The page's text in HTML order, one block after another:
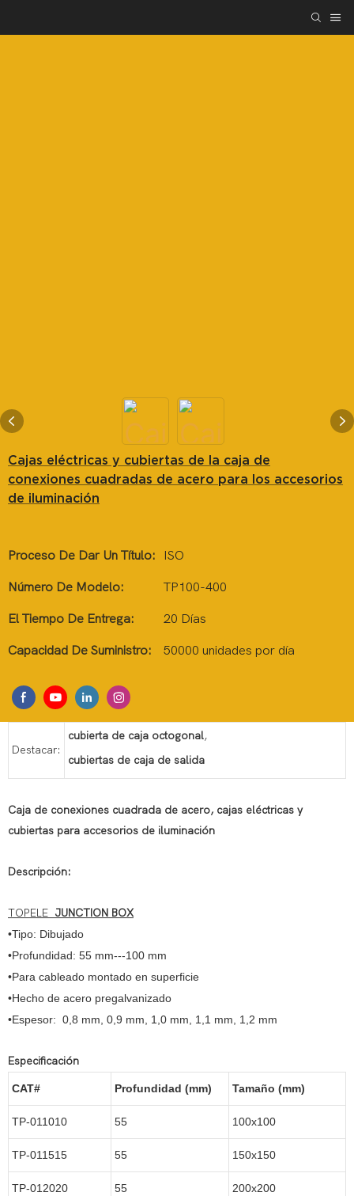
Cajas eléctricas y cubiertas de la caja de
conexiones cuadradas de acero para los accesorios
de iluminación
Proceso De Dar Un Título: ISO
Número De Modelo: TP100-400
El Tiempo De Entrega: 20 Días
Capacidad De Suministro: 50000 unidades por día
Destacar:
cubierta de caja octogonal,
cubiertas de caja de salida
Caja de conexiones cuadrada de acero, cajas eléctricas y
cubiertas para accesorios de iluminación
Descripción:
TOPELE JUNCTION BOX
•Tipo: Dibujado
•Profundidad: 55 mm---100 mm
•Para cableado montado en superficie
•Hecho de acero pregalvanizado
•Espesor: 0,8 mm, 0,9 mm, 1,0 mm, 1,1 mm, 1,2 mm
Especificación
CAT# Profundidad (mm) Tamaño (mm)
TP-011010 55 100x100
TP-011515 55 150x150
TP-012020 55 200x200